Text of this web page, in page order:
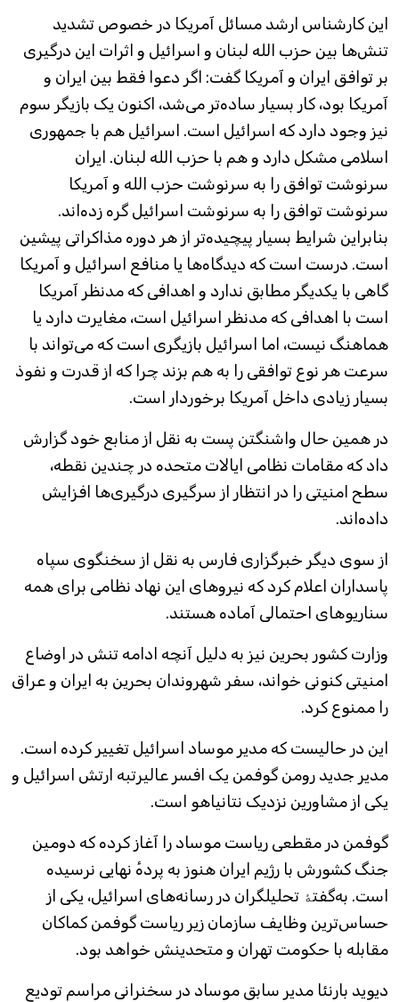
این کارشناس ارشد مسائل آمریکا در خصوص تشدید
تنش‌ها بین حزب الله لبنان و اسرائیل و اثرات این درگیری
بر توافق ایران و آمریکا گفت: اگر دعوا فقط بین ایران و
آمریکا بود، کار بسیار ساده‌تر می‌شد، اکنون یک بازیگر سوم
نیز وجود دارد که اسرائیل است. اسرائیل هم با جمهوری
اسلامی مشکل دارد و هم با حزب الله لبنان. ایران
سرنوشت توافق را به سرنوشت حزب الله و آمریکا
سرنوشت توافق را به سرنوشت اسرائیل گره زده‌اند.
بنابراین شرایط بسیار پیچیده‌تر از هر دوره مذاکراتی پیشین
است. درست است که دیدگاه‌ها یا منافع اسرائیل و آمریکا
گاهی با یکدیگر مطابق ندارد و اهدافی که مدنظر آمریکا
است با اهدافی که مدنظر اسرائیل است، مغایرت دارد یا
هماهنگ نیست، اما اسرائیل بازیگری است که می‌تواند با
سرعت هر نوع توافقی را به هم بزند چرا که از قدرت و نفوذ
بسیار زیادی داخل آمریکا برخوردار است.
در همین حال واشنگتن پست به نقل از منابع خود گزارش
داد که مقامات نظامی ایالات متحده در چندین نقطه،
سطح امنیتی را در انتظار از سرگیری درگیری‌ها افزایش
داده‌اند.
از سوی دیگر خبرگزاری فارس به نقل از سخنگوی سپاه
پاسداران اعلام کرد که نیروهای این نهاد نظامی برای همه
سناریوهای احتمالی آماده هستند.
وزارت کشور بحرین نیز به دلیل آنچه ادامه تنش در اوضاع
امنیتی کنونی خواند، سفر شهروندان بحرین به ایران و عراق
را ممنوع کرد.
این در حالیست که مدیر موساد اسرائیل تغییر کرده است.
مدیر جدید رومن گوفمن یک افسر عالیرتبه ارتش اسرائیل و
یکی از مشاورین نزدیک نتانیاهو است.
گوفمن در مقطعی ریاست موساد را آغاز کرده که دومین
جنگ کشورش با رژیم ایران هنوز به پردهٔ نهایی نرسیده
است. به‌گفتۀ تحلیلگران در رسانه‌های اسرائیل، یکی از
حساس‌ترین وظایف سازمان زیر ریاست گوفمن کماکان
مقابله با حکومت تهران و متحدینش خواهد بود.
دیوید بارنئا مدیر سابق موساد در سخنرانی مراسم تودیع